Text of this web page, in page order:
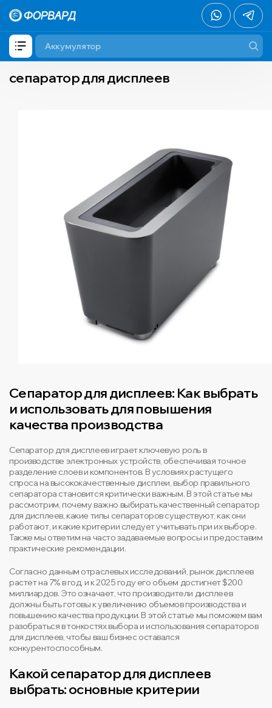
сепаратор для дисплеев
Сепаратор для дисплеев: Как выбрать
и использовать для повышения
качества производства
Сепаратор для дисплеев играет ключевую роль в
производстве электронных устройств, обеспечивая точное
разделение слоев и компонентов. В условиях растущего
спроса на высококачественные дисплеи, выбор правильного
сепаратора становится критически важным. В этой статье мы
рассмотрим, почему важно выбирать качественный сепаратор
для дисплеев, какие типы сепараторов существуют, как они
работают, и какие критерии следует учитывать при их выборе.
Также мы ответим на часто задаваемые вопросы и предоставим
практические рекомендации.
Согласно данным отраслевых исследований, рынок дисплеев
растет на 7% в год, и к 2025 году его объем достигнет $200
миллиардов. Это означает, что производители дисплеев
должны быть готовы к увеличению объемов производства и
повышению качества продукции. В этой статье мы поможем вам
разобраться в тонкостях выбора и использования сепараторов
для дисплеев, чтобы ваш бизнес оставался
конкурентоспособным.
Какой сепаратор для дисплеев
выбрать: основные критерии